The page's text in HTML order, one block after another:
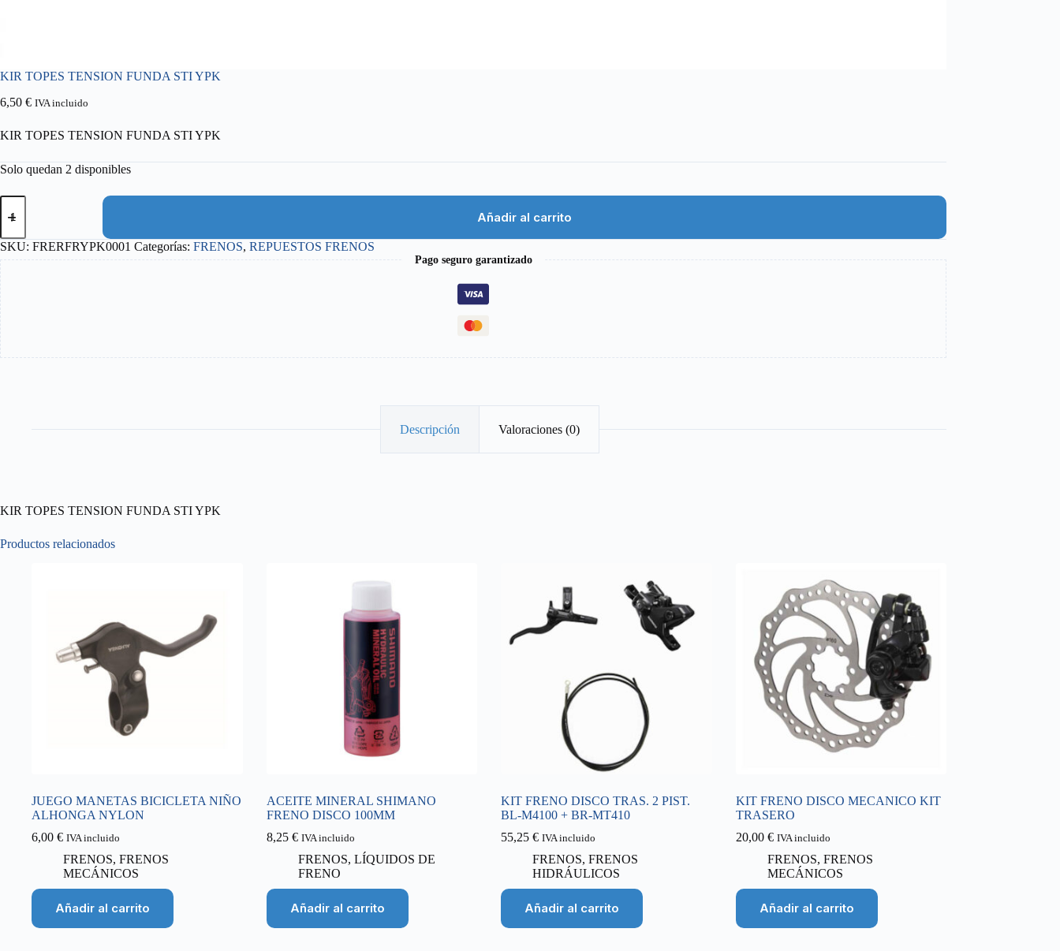
KIR TOPES TENSION FUNDA STI YPK
6,50 € IVA incluido
KIR TOPES TENSION FUNDA STI YPK
Solo quedan 2 disponibles
KIR
TOPES
FUNDA
STI
YPK
cantidad
Añadir al carrito
SKU: FRERFRYPK0001 Categorías: FRENOS, REPUESTOS FRENOS
Pago seguro garantizado
Descripción Valoraciones (0)
KIR TOPES TENSION FUNDA STI YPK
Productos relacionados
JUEGO MANETAS BICICLETA NIÑO
ALHONGA NYLON
6,00 € IVA incluido
FRENOS, FRENOS
MECÁNICOS
Añadir al carrito
ACEITE MINERAL SHIMANO
FRENO DISCO 100MM
8,25 € IVA incluido
FRENOS, LÍQUIDOS DE
FRENO
Añadir al carrito
KIT FRENO DISCO TRAS. 2 PIST.
BL-M4100 + BR-MT410
55,25 € IVA incluido
FRENOS, FRENOS
HIDRÁULICOS
Añadir al carrito
KIT FRENO DISCO MECANICO KIT
TRASERO
20,00 € IVA incluido
FRENOS, FRENOS
MECÁNICOS
Añadir al carrito